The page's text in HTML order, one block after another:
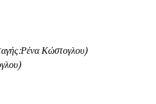
Κώστογλου)